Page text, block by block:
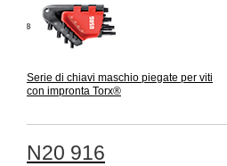
Serie di chiavi maschio piegate per viti
con impronta Torx®
N20 916